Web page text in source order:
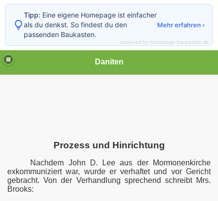
Daniten
Prozess und Hinrichtung
Nachdem John D. Lee aus der Mormonenkirche
exkommuniziert war, wurde er verhaftet und vor Gericht
gebracht. Von der Verhandlung sprechend schreibt Mrs.
Brooks:
ERKLÄRUNG JOHN D. LEES
Meadows-Massaker
Tipp: Eine eigene Homepage ist einfacher
als du denkst. So findest du den
passenden Baukasten.
Mehr erfahren ›
powered by homepage-baukasten.de